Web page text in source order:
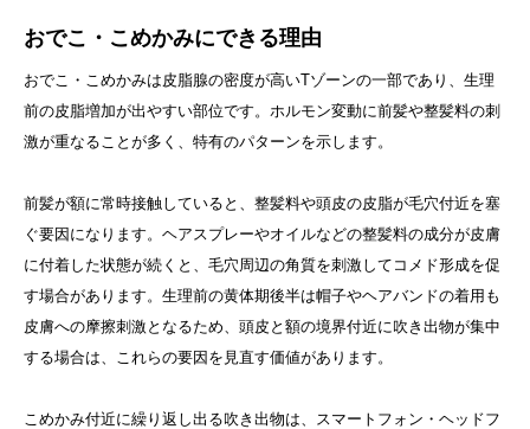
おでこ・こめかみにできる理由
おでこ・こめかみは皮脂腺の密度が高いTゾーンの一部であり、生理
前の皮脂増加が出やすい部位です。ホルモン変動に前髪や整髪料の刺
激が重なることが多く、特有のパターンを示します。
前髪が額に常時接触していると、整髪料や頭皮の皮脂が毛穴付近を塞
ぐ要因になります。ヘアスプレーやオイルなどの整髪料の成分が皮膚
に付着した状態が続くと、毛穴周辺の角質を刺激してコメド形成を促
す場合があります。生理前の黄体期後半は帽子やヘアバンドの着用も
皮膚への摩擦刺激となるため、頭皮と額の境界付近に吹き出物が集中
する場合は、これらの要因を見直す価値があります。
こめかみ付近に繰り返し出る吹き出物は、スマートフォン・ヘッドフ